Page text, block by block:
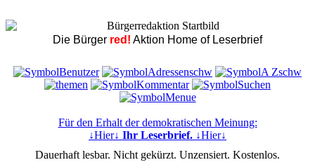
Die Bürger red! Aktion Home of Leserbrief
Für den Erhalt der demokratischen Meinung:
↓Hier↓ Ihr Leserbrief. ↓Hier↓
Dauerhaft lesbar. Nicht gekürzt. Unzensiert. Kostenlos.